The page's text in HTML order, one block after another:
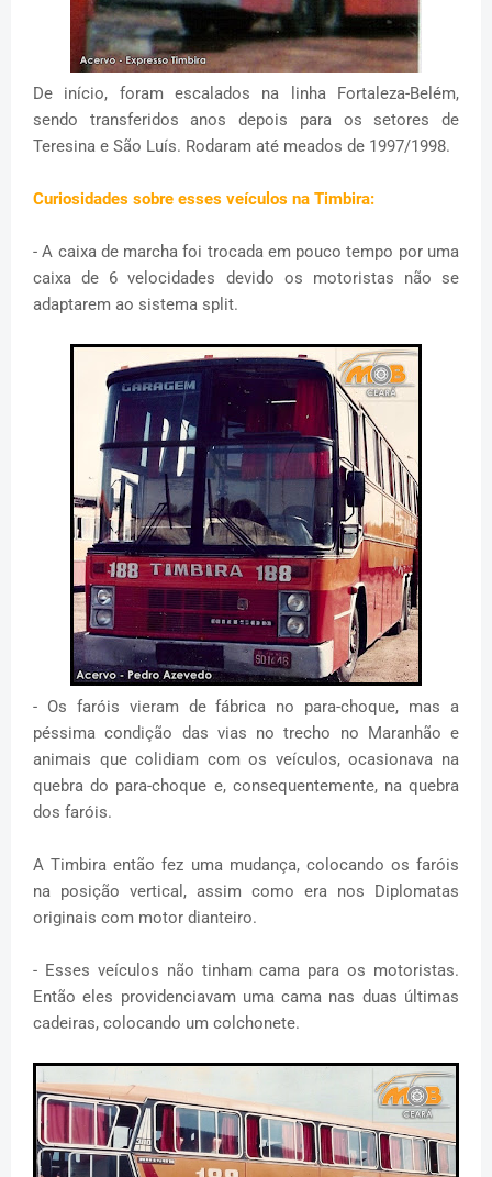
De início, foram escalados na linha Fortaleza-Belém,
sendo transferidos anos depois para os setores de
Teresina e São Luís. Rodaram até meados de 1997/1998.
Curiosidades sobre esses veículos na Timbira:
- A caixa de marcha foi trocada em pouco tempo por uma
caixa de 6 velocidades devido os motoristas não se
adaptarem ao sistema split.
- Os faróis vieram de fábrica no para-choque, mas a
péssima condição das vias no trecho no Maranhão e
animais que colidiam com os veículos, ocasionava na
quebra do para-choque e, consequentemente, na quebra
dos faróis.
A Timbira então fez uma mudança, colocando os faróis
na posição vertical, assim como era nos Diplomatas
originais com motor dianteiro.
- Esses veículos não tinham cama para os motoristas.
Então eles providenciavam uma cama nas duas últimas
cadeiras, colocando um colchonete.